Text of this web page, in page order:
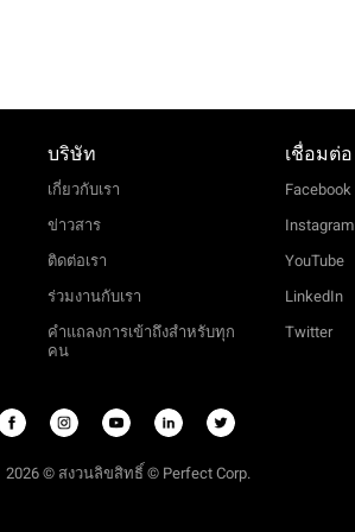
บริษัท
เกี่ยวกับเรา
ข่าวสาร
ติดต่อเรา
ร่วมงานกับเรา
คำแถลงการเข้าถึงสำหรับทุก
คน
เชื่อมต่อ
Facebook
Instagram
YouTube
LinkedIn
Twitter
2026 © สงวนลิขสิทธิ์ © Perfect Corp.